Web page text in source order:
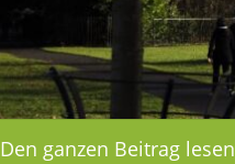
Den ganzen Beitrag lesen